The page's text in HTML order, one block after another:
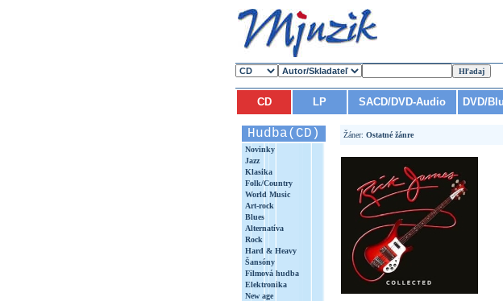
CD LP SACD/DVD-Audio DVD/
Hudba(CD)
Novinky
Jazz
Klasika
Folk/Country
World Music
Art-rock
Blues
Alternatíva
Rock
Hard & Heavy
Šansóny
Filmová hudba
Elektronika
New age
Žáner: Ostatné žánre